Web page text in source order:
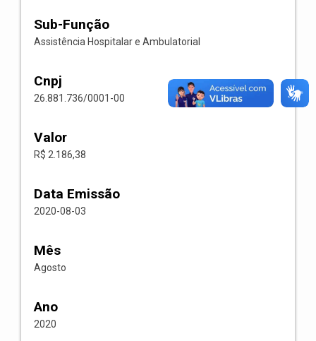
Sub-Função
Assistência Hospitalar e Ambulatorial
Cnpj
26.881.736/0001-00
Valor
R$ 2.186,38
Data Emissão
2020-08-03
Mês
Agosto
Ano
2020